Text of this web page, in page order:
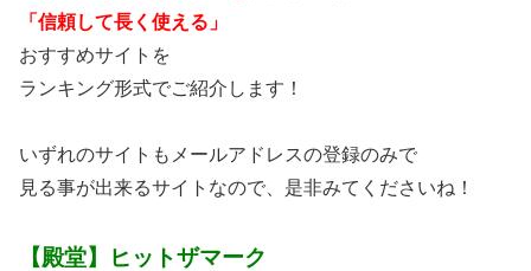
「信頼して長く使える」
おすすめサイトを
ランキング形式でご紹介します！
いずれのサイトもメールアドレスの登録のみで
見る事が出来るサイトなので、是非みてくださいね！
【殿堂】ヒットザマーク